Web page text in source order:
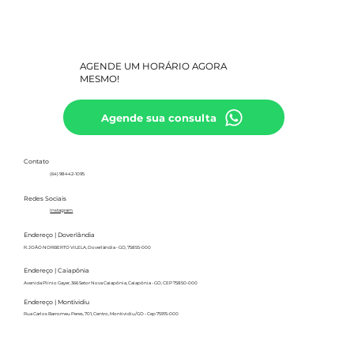
AGENDE UM HORÁRIO AGORA
MESMO!
Agende sua consulta
Contato
(64) 98442-1095
Redes Sociais
Instagram
Endereço | Doverlândia
R. JOÃO NORBERTO VILELA, Doverlândia - GO, 75855-000
Endereço | Caiapônia
Avenida Plínio Gayer, 366 Setor Nova Caiapônia, Caiapônia - GO, CEP 75850-000
Endereço | Montividiu
Rua Carlos Barromeu Peres, 701, Centro, Montividiu/GO - Cep 75915-000